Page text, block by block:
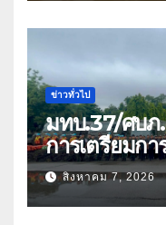
ข่าวทั่วไป
มทบ.37/ศบภ
การเตรียมก
ด้านการบรร
สิงหาคม 7, 2026